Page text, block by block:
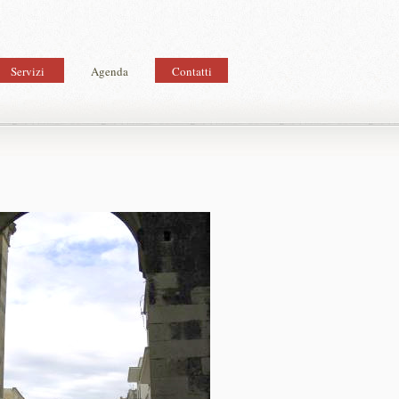
Servizi Agenda Contatti